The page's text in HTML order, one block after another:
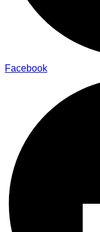
Facebook